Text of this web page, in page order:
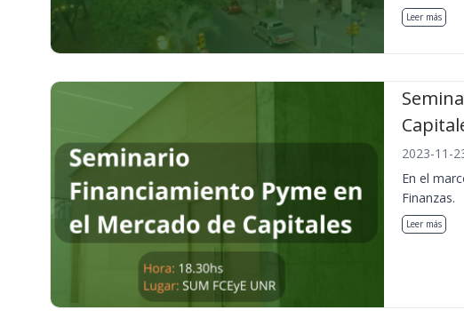
Leer más
2023-11-
En el
Finanzas.
Leer más